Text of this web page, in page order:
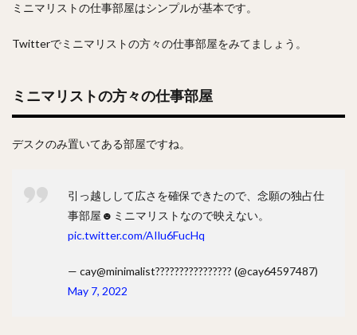
ミニマリストの仕事部屋はシンプルが基本です。
Twitterでミニマリストの方々の仕事部屋をみてましょう。
ミニマリストの方々の仕事部屋
デスクのみ置いてある部屋ですね。
引っ越しして広さを確保できたので、念願の独占仕
事部屋☻ミニマリストなので映えない。
pic.twitter.com/AIlu6FucHq
— cay@minimalist???????????????? (@cay64597487)
May 7, 2022